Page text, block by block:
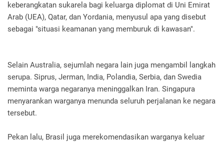
keberangkatan sukarela bagi keluarga diplomat di Uni Emirat
Arab (UEA), Qatar, dan Yordania, menyusul apa yang disebut
sebagai "situasi keamanan yang memburuk di kawasan".
Selain Australia, sejumlah negara lain juga mengambil langkah
serupa. Siprus, Jerman, India, Polandia, Serbia, dan Swedia
meminta warga negaranya meninggalkan Iran. Singapura
menyarankan warganya menunda seluruh perjalanan ke negara
tersebut.
Pekan lalu, Brasil juga merekomendasikan warganya keluar